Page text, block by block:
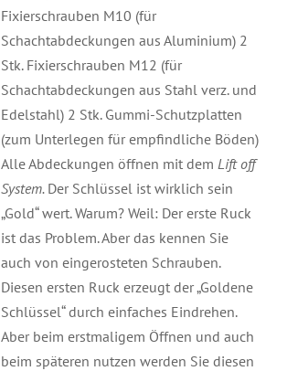
Fixierschrauben M10 (für
Schachtabdeckungen aus Aluminium) 2
Stk. Fixierschrauben M12 (für
Schachtabdeckungen aus Stahl verz. und
Edelstahl) 2 Stk. Gummi-Schutzplatten
(zum Unterlegen für empfindliche Böden)
Alle Abdeckungen öffnen mit dem Lift off
System. Der Schlüssel ist wirklich sein
„Gold“ wert. Warum? Weil: Der erste Ruck
ist das Problem. Aber das kennen Sie
auch von eingerosteten Schrauben.
Diesen ersten Ruck erzeugt der „Goldene
Schlüssel“ durch einfaches Eindrehen.
Aber beim erstmaligem Öffnen und auch
beim späteren nutzen werden Sie diesen